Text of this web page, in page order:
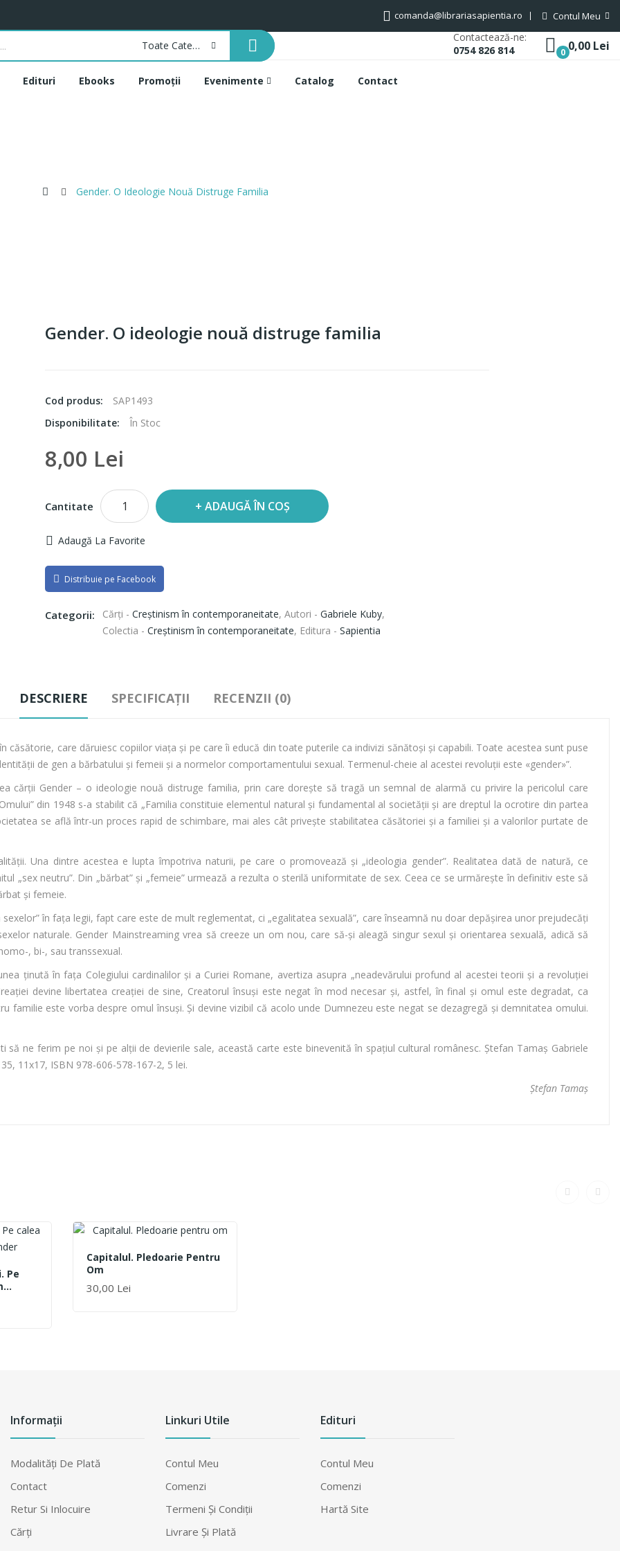
comanda@librariasapientia.ro Contul Meu
Contactează-ne:
0754 826 814
0 0,00 Lei
Toate Categoriile
Edituri Ebooks Promoții Evenimente Catalog Contact
Gender. O Ideologie Nouă Distruge Familia
Gender. O ideologie nouă distruge familia
Cod produs:
SAP1493
Disponibilitate:
În Stoc
8,00 Lei
Cantitate ADAUGĂ ÎN COȘ
Adaugă La Favorite
Distribuie pe Facebook
Categorii: Cărți - Creștinism în contemporaneitate, Autori - Gabriele Kuby,
Colectia - Creștinism în contemporaneitate, Editura - Sapientia
DESCRIERE SPECIFICAȚII RECENZII (0)
căsătorie, care dăruiesc copiilor viaţa şi pe care îi educă din toate puterile ca indivizi sănătoşi şi capabili. Toate acestea sunt puse
de gen a bărbatului şi femeii şi a normelor comportamentului sexual. Termenul-cheie al acestei revoluţii este «gender»”.
cărții Gender – o ideologie nouă distruge familia, prin care dorește să tragă un semnal de alarmă cu privire la pericolul care
din 1948 s-a stabilit că „Familia constituie elementul natural şi fundamental al societăţii şi are dreptul la ocrotire din partea
se află într-un proces rapid de schimbare, mai ales cât privește stabilitatea căsătoriei şi a familiei şi a valorilor purtate de
Una dintre acestea e lupta împotriva naturii, pe care o promovează și „ideologia gender”. Realitatea dată de natură, ce
„sex neutru”. Din „bărbat” și „femeie” urmează a rezulta o sterilă uniformitate de sex. Ceea ce se urmărește în definitiv este să
și femeie.
în fața legii, fapt care este de mult reglementat, ci „egalitatea sexuală”, care înseamnă nu doar depășirea unor prejudecăți
naturale. Gender Mainstreaming vrea să creeze un om nou, care să-și aleagă singur sexul și orientarea sexuală, adică să
, bi-, sau transsexual.
ținută în fața Colegiului cardinalilor şi a Curiei Romane, avertiza asupra „neadevărului profund al acestei teorii şi a revoluţiei
devine libertatea creaţiei de sine, Creatorul însuşi este negat în mod necesar şi, astfel, în final şi omul este degradat, ca
familie este vorba despre omul însuşi. Şi devine vizibil că acolo unde Dumnezeu este negat se dezagregă şi demnitatea omului.
ne ferim pe noi și pe alții de devierile sale, această carte este binevenită în spațiul cultural românesc. Ștefan Tamaș Gabriele
11x17, ISBN 978-606-578-167-2, 5 lei.
Ștefan Tamaș
Pe
Capitalul. Pledoarie Pentru
Om
30,00 Lei
ADAUGĂ ÎN COȘ
Informații
Modalităţi De Plată
Contact
Retur Si Inlocuire
Cărți
Linkuri Utile
Contul Meu
Comenzi
Termeni Şi Condiţii
Livrare Şi Plată
Edituri
Contul Meu
Comenzi
Hartă Site